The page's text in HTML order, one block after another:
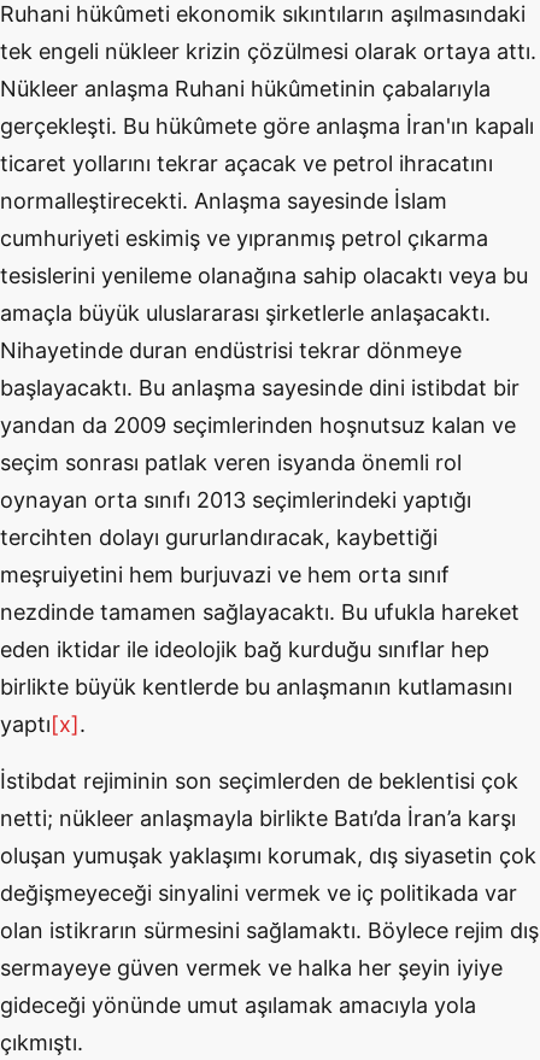
Ruhani hükûmeti ekonomik sıkıntıların aşılmasındaki
tek engeli nükleer krizin çözülmesi olarak ortaya attı.
Nükleer anlaşma Ruhani hükûmetinin çabalarıyla
gerçekleşti. Bu hükûmete göre anlaşma İran'ın kapalı
ticaret yollarını tekrar açacak ve petrol ihracatını
normalleştirecekti. Anlaşma sayesinde İslam
cumhuriyeti eskimiş ve yıpranmış petrol çıkarma
tesislerini yenileme olanağına sahip olacaktı veya bu
amaçla büyük uluslararası şirketlerle anlaşacaktı.
Nihayetinde duran endüstrisi tekrar dönmeye
başlayacaktı. Bu anlaşma sayesinde dini istibdat bir
yandan da 2009 seçimlerinden hoşnutsuz kalan ve
seçim sonrası patlak veren isyanda önemli rol
oynayan orta sınıfı 2013 seçimlerindeki yaptığı
tercihten dolayı gururlandıracak, kaybettiği
meşruiyetini hem burjuvazi ve hem orta sınıf
nezdinde tamamen sağlayacaktı. Bu ufukla hareket
eden iktidar ile ideolojik bağ kurduğu sınıflar hep
birlikte büyük kentlerde bu anlaşmanın kutlamasını
yaptı[x].
İstibdat rejiminin son seçimlerden de beklentisi çok
netti; nükleer anlaşmayla birlikte Batı’da İran’a karşı
oluşan yumuşak yaklaşımı korumak, dış siyasetin çok
değişmeyeceği sinyalini vermek ve iç politikada var
olan istikrarın sürmesini sağlamaktı. Böylece rejim dış
sermayeye güven vermek ve halka her şeyin iyiye
gideceği yönünde umut aşılamak amacıyla yola
çıkmıştı.